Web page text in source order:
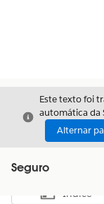
Fechar
Este texto foi
automática da
Alternar
Seguro
Mostrar
Índice